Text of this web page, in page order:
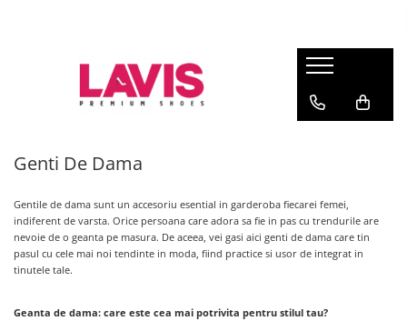
Pantofi cu toc din piele
Balerini dama
Ghete dama piele
Cizme dama piele
Ultima Pereche Dama
Pantofi barbati piele
Mocasini barbati din piele
Curele barbati din piele naturala
Curele dama din piele naturala
Bit Bontimes
Denis
Epica
Guban
Otter
Genti De Dama
Gentile de dama sunt un accesoriu esential in garderoba fiecarei femei,
indiferent de varsta. Orice persoana care adora sa fie in pas cu trendurile are
nevoie de o geanta pe masura. De aceea, vei gasi aici genti de dama care tin
pasul cu cele mai noi tendinte in moda, fiind practice si usor de integrat in
tinutele tale.
Geanta de dama: care este cea mai potrivita pentru stilul tau?